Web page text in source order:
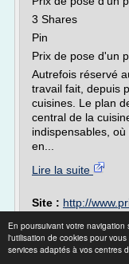
En poursuivant votre
l'utilisation de cookies pour
services adaptés à vos centres
3 Shares
Pin
Prix de pose d'un
Autrefois réservé
travail fait, depuis
cuisines. Le plan
central de la
indispensables,
en...
Lire la suite
Site : http://
Plan de travail
cuisine |